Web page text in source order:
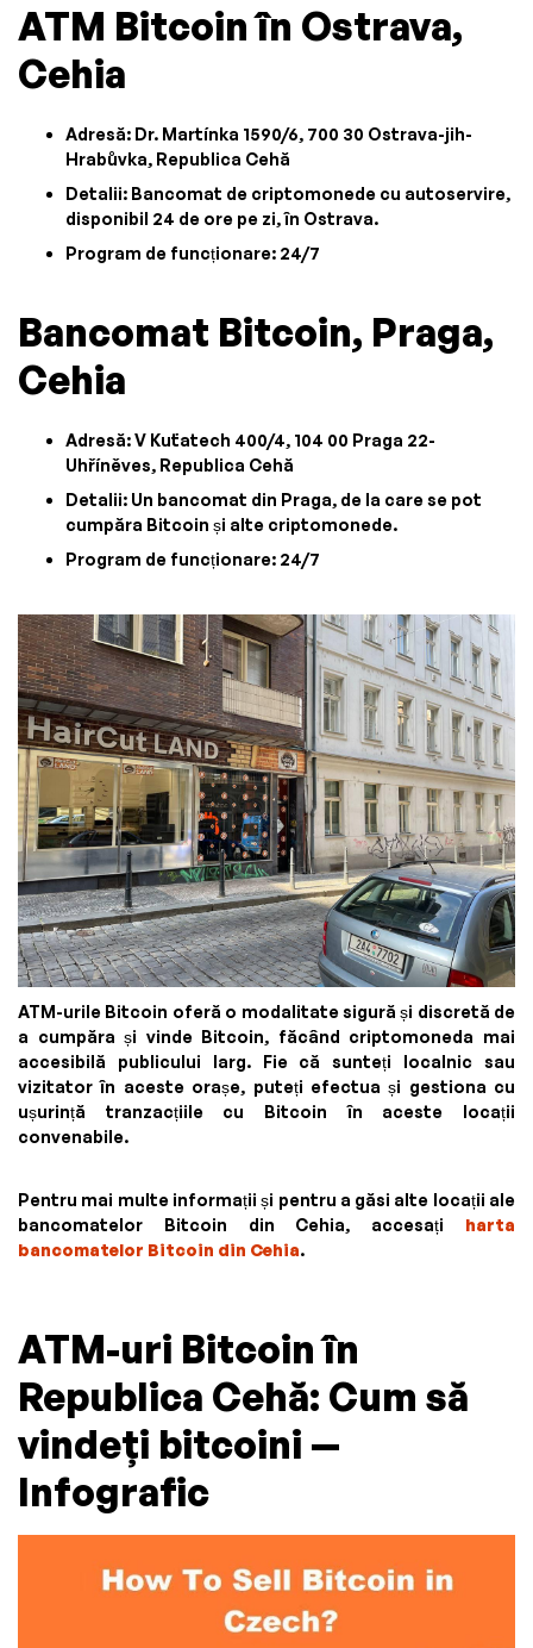
ATM Bitcoin în Ostrava,
Cehia
Adresă: Dr. Martínka 1590/6, 700 30 Ostrava-jih-
Hrabůvka, Republica Cehă
Detalii: Bancomat de criptomonede cu autoservire,
disponibil 24 de ore pe zi, în Ostrava.
Program de funcționare: 24/7
Bancomat Bitcoin, Praga,
Cehia
Adresă: V Kuťatech 400/4, 104 00 Praga 22-
Uhříněves, Republica Cehă
Detalii: Un bancomat din Praga, de la care se pot
cumpăra Bitcoin și alte criptomonede.
Program de funcționare: 24/7
ATM-urile Bitcoin oferă o modalitate sigură și discretă de
a cumpăra și vinde Bitcoin, făcând criptomoneda mai
accesibilă publicului larg. Fie că sunteți localnic sau
vizitator în aceste orașe, puteți efectua și gestiona cu
ușurință tranzacțiile cu Bitcoin în aceste locații
convenabile.
Pentru mai multe informații și pentru a găsi alte locații ale
bancomatelor Bitcoin din Cehia, accesați harta
bancomatelor Bitcoin din Cehia.
ATM-uri Bitcoin în
Republica Cehă: Cum să
vindeți bitcoini —
Infografic